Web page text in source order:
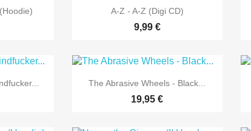
 Vorschau
A-Z - A-Z (Digi CD)
9,99 €
 Vorschau
The Abrasive Wheels - Black...
19,95 €